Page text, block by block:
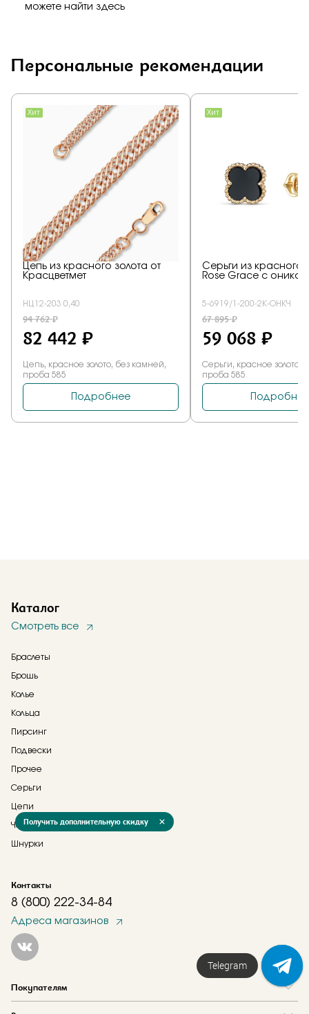
можете найти здесь
Персональные рекомендации
Каталог
Смотреть все
Браслеты
Брошь
Колье
Кольца
Пирсинг
Подвески
Прочее
Серьги
Цепи
Часы
Шнурки
Контакты
8 (800) 222-34-84
Адреса магазинов
Покупателям
Получить дополнительную скидку
Telegram